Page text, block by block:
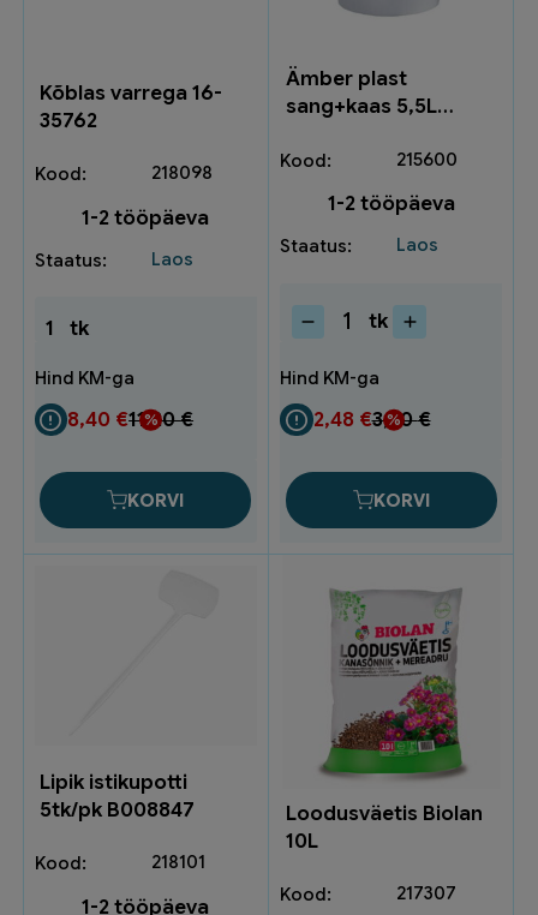
Kõblas varrega 16-
35762
218098
1-2 tööpäeva
Laos
1 tk
11,20€
8,40 €
KORVI
Ämber plast
sang+kaas 5,5L
215600
1-2 tööpäeva
Laos
Ämber
sang+kaas
5,5L
F240058
kogus
tk
3,30€
2,48 €
KORVI
Lipik istikupotti
5tk/pk B008847
218101
1-2 tööpäeva
Loodusväetis Biolan
10L
217307